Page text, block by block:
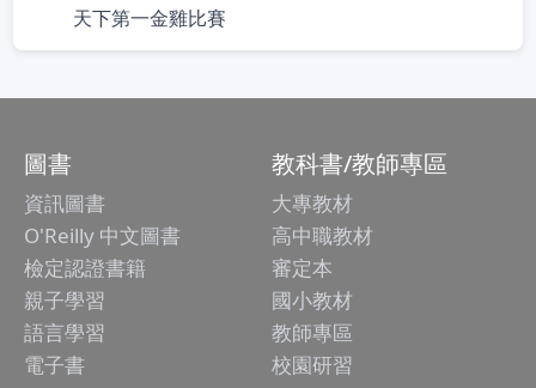
天下第一金雞比賽
圖書
資訊圖書
O'Reilly 中文圖書
檢定認證書籍
親子學習
語言學習
電子書
教科書/教師專區
大專教材
高中職教材
審定本
國小教材
教師專區
校園研習